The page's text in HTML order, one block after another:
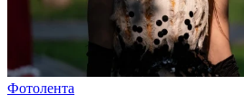
Фотолента